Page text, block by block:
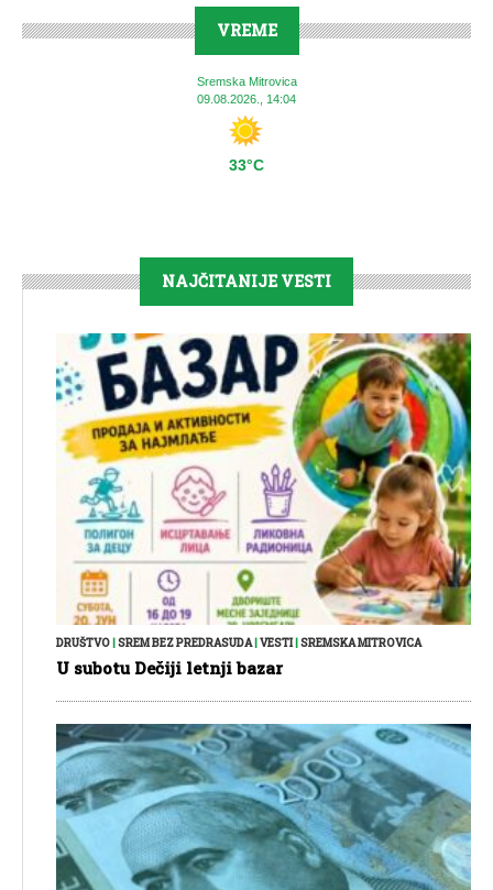
VREME
Sremska Mitrovica
09.08.2026., 14:04
33°C
NAJČITANIJE VESTI
DRUŠTVO|SREM BEZ PREDRASUDA|VESTI|SREMSKA MITROVICA
U subotu Dečiji letnji bazar